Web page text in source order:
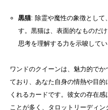
黒猫: 除霊や魔性の象徴として
す。黒猫は、表面的なものだ
思考を理解する力を示唆してい
ワンドのクイーンは、魅力的で
ており、あなた自身の情熱や目
くれるカードです。彼女の存在
ことが多く、タロットリーディ